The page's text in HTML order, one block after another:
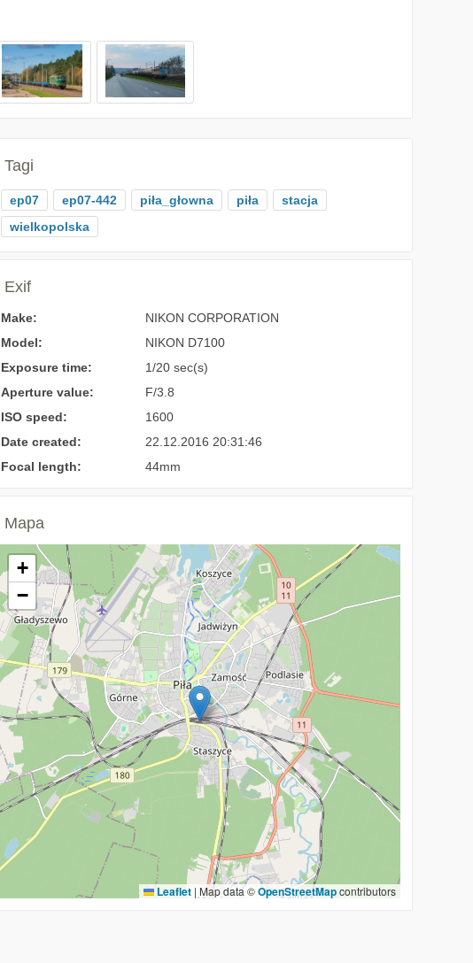
Tagi
ep07 ep07-442 piła_głowna piła
stacja
wielkopolska
Exif
Make:
NIKON CORPORATION
Model:
NIKON D7100
Exposure time:
1/20 sec(s)
Aperture value:
F/3.8
ISO speed:
1600
Date created:
22.12.2016 20:31:46
Focal length:
44mm
Mapa
+
−
Leaflet | Map data ©OpenStreetMapcontributors